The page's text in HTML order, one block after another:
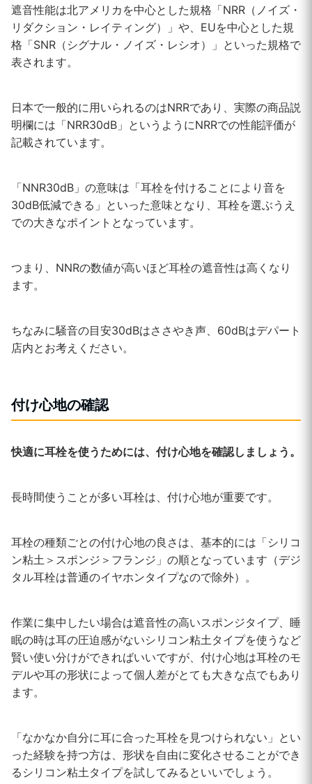
遮音性能は北アメリカを中心とした規格「NRR（ノイズ・
リダクション・レイティング）」や、EUを中心とした規
格「SNR（シグナル・ノイズ・レシオ）」といった規格で
表されます。
日本で一般的に用いられるのはNRRであり、実際の商品説
明欄には「NRR30dB」というようにNRRでの性能評価が
記載されています。
「NNR30dB」の意味は「耳栓を付けることにより音を
30dB低減できる」といった意味となり、耳栓を選ぶうえ
での大きなポイントとなっています。
つまり、NNRの数値が高いほど耳栓の遮音性は高くなり
ます。
ちなみに騒音の目安30dBはささやき声、60dBはデパート
店内とお考えください。
付け心地の確認
快適に耳栓を使うためには、付け心地を確認しましょう。
長時間使うことが多い耳栓は、付け心地が重要です。
耳栓の種類ごとの付け心地の良さは、基本的には「シリコ
ン粘土＞スポンジ＞フランジ」の順となっています（デジ
タル耳栓は普通のイヤホンタイプなので除外）。
作業に集中したい場合は遮音性の高いスポンジタイプ、睡
眠の時は耳の圧迫感がないシリコン粘土タイプを使うなど
賢い使い分けができればいいですが、付け心地は耳栓のモ
デルや耳の形状によって個人差がとても大きな点でもあり
ます。
「なかなか自分に耳に合った耳栓を見つけられない」とい
った経験を持つ方は、形状を自由に変化させることができ
るシリコン粘土タイプを試してみるといいでしょう。